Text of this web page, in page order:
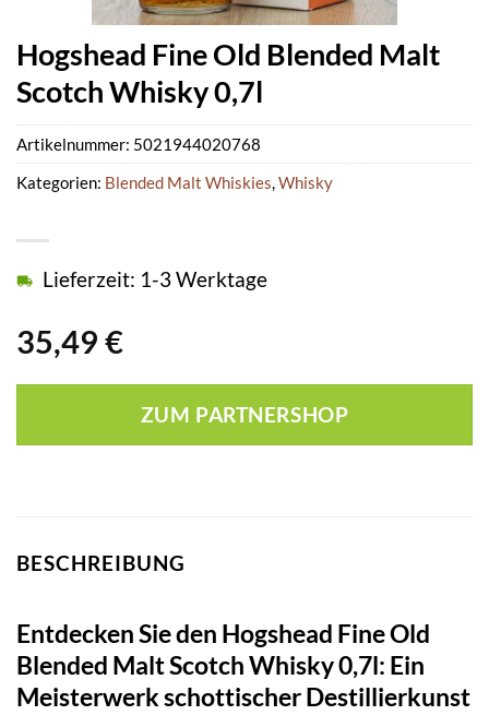
Hogshead Fine Old Blended Malt
Scotch Whisky 0,7l
35,49 €
Lieferzeit: 1-3 Werktage
ZUM PARTNERSHOP
Artikelnummer: 5021944020768
Kategorien: Blended Malt Whiskies,Whisky
BESCHREIBUNG
Entdecken Sie den Hogshead Fine Old
Blended Malt Scotch Whisky 0,7l: Ein
Meisterwerk schottischer Destillierkunst